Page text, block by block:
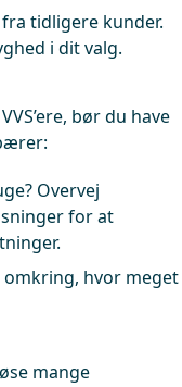
tidligere kunder.
i dit valg.
bør du have
Overvej
for at
hvor meget
mange